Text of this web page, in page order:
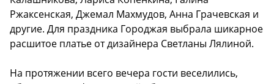
Ржаксенская, Джемал Махмудов, Анна Грачевская и
другие. Для праздника Городжая выбрала шикарное
расшитое платье от дизайнера Светланы Лялиной.
На протяжении всего вечера гости веселились,